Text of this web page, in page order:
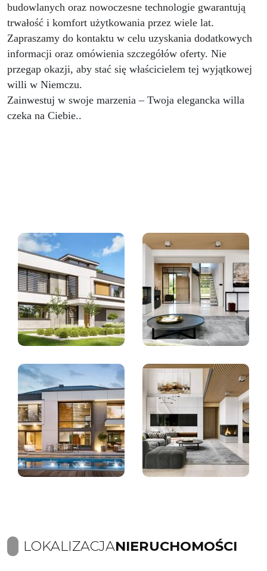
budowlanych oraz nowoczesne technologie gwarantują
trwałość i komfort użytkowania przez wiele lat.
Zapraszamy do kontaktu w celu uzyskania dodatkowych
informacji oraz omówienia szczegółów oferty. Nie
przegap okazji, aby stać się właścicielem tej wyjątkowej
willi w Niemczu.
Zainwestuj w swoje marzenia – Twoja elegancka willa
czeka na Ciebie..
LOKALIZACJANIERUCHOMOŚCI